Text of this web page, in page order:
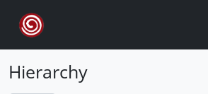
Skip to main content
Hierarchy